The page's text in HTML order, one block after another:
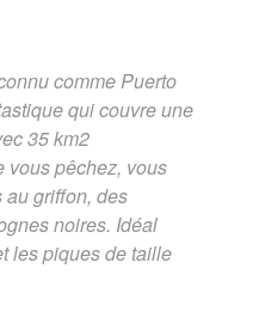
comme Puerto
qui couvre une
35 km2
vous pêchez, vous
griffon, des
noires. Idéal
les piques de taille